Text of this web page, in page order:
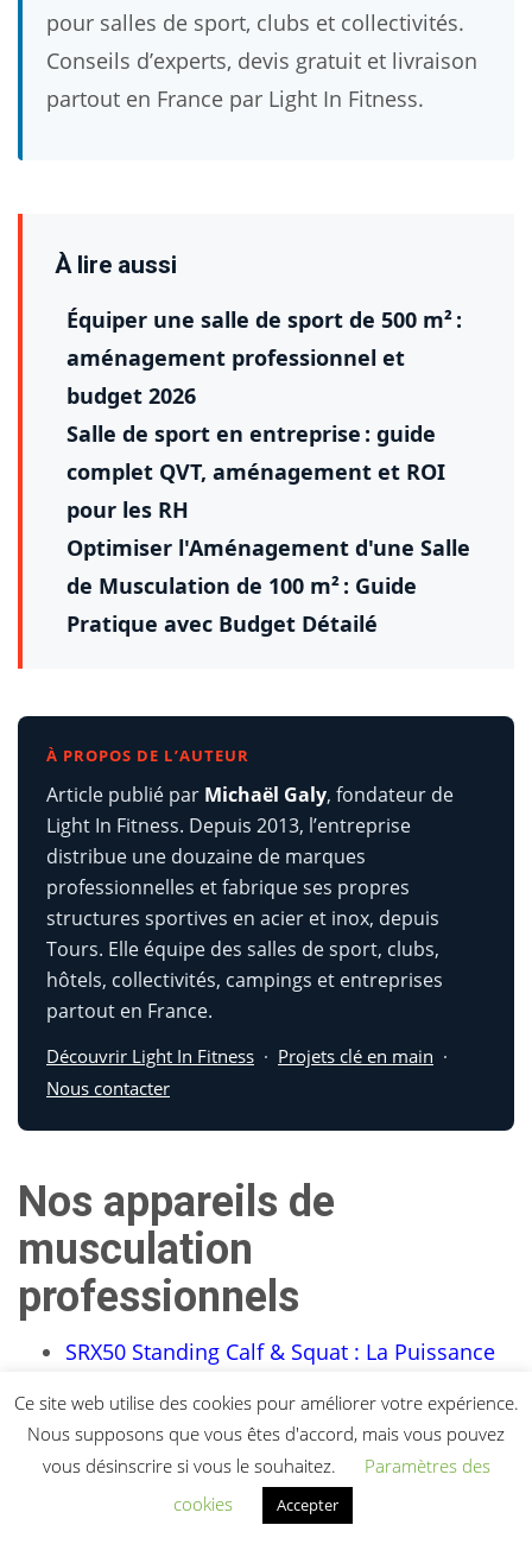
pour salles de sport, clubs et collectivités.
Conseils d’experts, devis gratuit et livraison
partout en France par Light In Fitness.
À lire aussi
Équiper une salle de sport de 500 m² :
aménagement professionnel et
budget 2026
Salle de sport en entreprise : guide
complet QVT, aménagement et ROI
pour les RH
Optimiser l'Aménagement d'une Salle
de Musculation de 100 m² : Guide
Pratique avec Budget Détailé
À PROPOS DE L’AUTEUR
Article publié par Michaël Galy, fondateur de
Light In Fitness. Depuis 2013, l’entreprise
distribue une douzaine de marques
professionnelles et fabrique ses propres
structures sportives en acier et inox, depuis
Tours. Elle équipe des salles de sport, clubs,
hôtels, collectivités, campings et entreprises
partout en France.
Découvrir Light In Fitness · Projets clé en main ·
Nous contacter
Nos appareils de
musculation
professionnels
SRX50 Standing Calf & Squat : La Puissance
Duale pour un Bas du Corps d’Élite
SRX31 Extension des Triceps – L’Ingénierie
de Précision pour des Bras Monumentaux
SRX30 Biceps Curl – L’Ingénierie de Précision
Ce site web utilise des cookies pour améliorer votre expérience.
Nous supposons que vous êtes d'accord, mais vous pouvez
vous désinscrire si vous le souhaitez.
Paramètres des
cookies
Accepter